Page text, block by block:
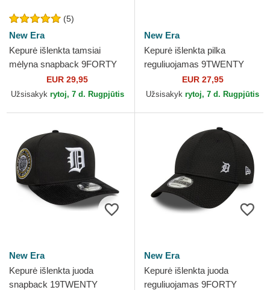
(5)
New Era
Kepurė išlenkta tamsiai
mėlyna snapback 9FORTY
M-Crown Player Replica
Detroit Tigers MLB New Era
EUR 29,95
Užsisakyk rytoj, 7 d. Rugpjūtis
New Era
Kepurė išlenkta pilka
reguliuojamas 9TWENTY
Core Classic Detroit Tigers
MLB New Era
EUR 27,95
Užsisakyk rytoj, 7 d. Rugpjūtis
New Era
Kepurė išlenkta juoda
snapback 19TWENTY
New Era
Kepurė išlenkta juoda
reguliuojamas 9FORTY